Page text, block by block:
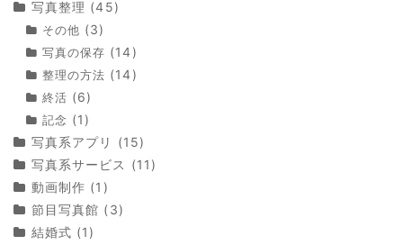
写真整理 (45)
その他 (3)
写真の保存 (14)
整理の方法 (14)
終活 (6)
記念 (1)
写真系アプリ
(15)
写真系サービス (11)
動画制作 (1)
節目写真館 (3)
結婚式 (1)